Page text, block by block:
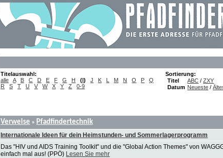
Titelauswahl:
alle
A B C D E F G H (I) J K L M N O P
Q
R
S T U V W X Y Z 0-9
Sortierung:
Titel
ABC /ZXY
Datum Neueste /
Verweise » Pfadfindertechnik
Internationale Ideen für dein Heimstunden- und Sommerlagerprogramm
Das "HIV und AIDS Training Toolkit" und die "Global Action Themes" von
einfach mal aus! (PPÖ) Lesen Sie mehr